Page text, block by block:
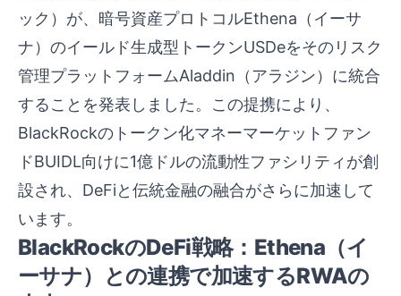
ック）が、暗号資産プロトコルEthena（イーサ
ナ）のイールド生成型トークンUSDeをそのリスク
管理プラットフォームAladdin（アラジン）に統合
することを発表しました。この提携により、
BlackRockのトークン化マネーマーケットファン
ドBUIDL向けに1億ドルの流動性ファシリティが創
設され、DeFiと伝統金融の融合がさらに加速して
います。
BlackRockのDeFi戦略：Ethena（イ
ーサナ）との連携で加速するRWAの